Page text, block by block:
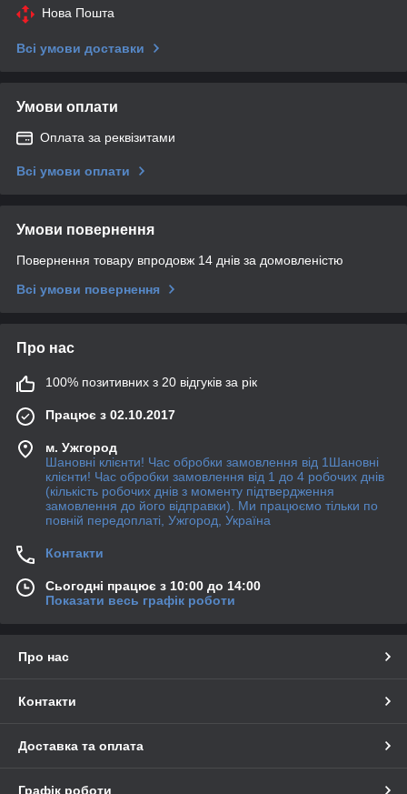
Нова Пошта
Всі умови доставки
Умови оплати
Оплата за реквізитами
Всі умови оплати
Умови повернення
Повернення товару впродовж 14 днів за домовленістю
Всі умови повернення
Про нас
100% позитивних з 20 відгуків за рік
Працює з 02.10.2017
м. Ужгород
Шановні клієнти! Час обробки замовлення від 1Шановні
клієнти! Час обробки замовлення від 1 до 4 робочих днів
(кількість робочих днів з моменту підтвердження
замовлення до його відправки). Ми працюємо тільки по
повній передоплаті, Ужгород, Україна
Контакти
Сьогодні працює з 10:00 до 14:00
Показати весь графік роботи
Про нас
Контакти
Доставка та оплата
Графік роботи